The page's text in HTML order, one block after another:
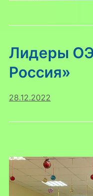
Лидеры
Россия»
28.12.2022